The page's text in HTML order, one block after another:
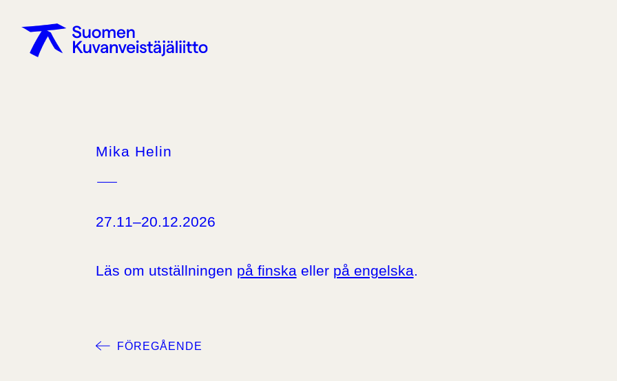
Mika Helin
–
27.11–20.12.2026
Läs om utställningen på finskaeller på engelska.
FÖREGÅENDE